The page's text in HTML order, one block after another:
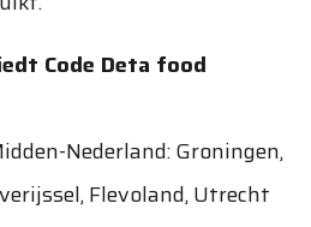
Code Deta food
Nederland: Groningen,
Flevoland, Utrecht